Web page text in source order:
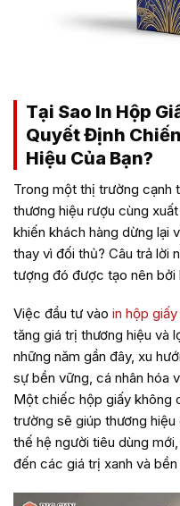
Tại Sao In Hộp
Quyết Định
Hiệu Của Bạn?
Trong một thị trường cạnh
thương hiệu rượu cùng
khiến khách hàng dừng lại
thay vì đối thủ? Câu trả lời
tượng đó được tạo nên bởi
Việc đầu tư vào in hộp
tăng giá trị thương hiệu và
những năm gần đây, xu
sự bền vững, cá nhân hóa
Một chiếc hộp giấy không
trường sẽ giúp thương
thế hệ người tiêu dùng
đến các giá trị xanh và